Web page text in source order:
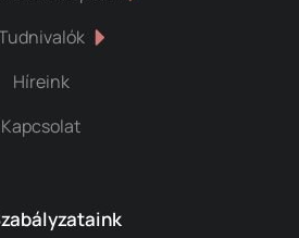
Híreink
Kapcsolat